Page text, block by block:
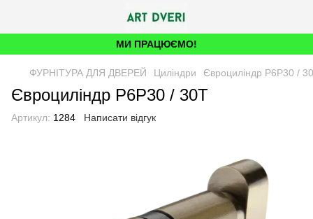
МИ ПРАЦЮЄМО!
ФУРНІТУРА ДЛЯ ДВЕРЕЙ Циліндри Євроциліндр P6P30 /
Євроциліндр P6P30 / 30T
Артикул: 1284 Написати відгук